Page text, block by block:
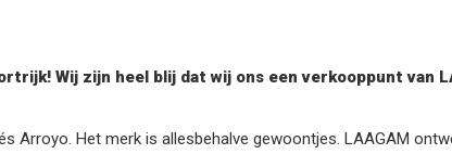
Wij zijn heel blij dat wij ons een verkooppunt van
Arroyo. Het merk is allesbehalve gewoontjes. LAAGAM